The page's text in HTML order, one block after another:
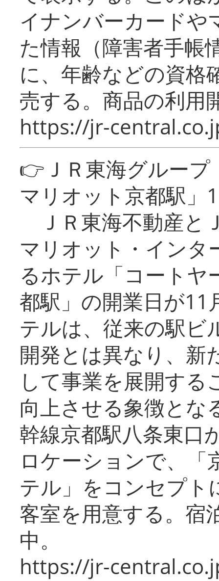
イナンバーカードや
た情報（障害者手帳
に、年齢などの資格
売する。商品の利用
https://jr-
👉ＪＲ東海グルー
マリオット京都駅」
ＪＲ東海不動産と
マリオット・インタ
るホテル「コートヤ
都駅」の開業日が11
テルは、従来の駅ビ
開発とは異なり、新
して事業を展開する
向上させる象徴とな
幹線京都駅八条東口
ロケーションで、「
テル」をコンセプト
客室を用意する。宿
中。
https://jr-